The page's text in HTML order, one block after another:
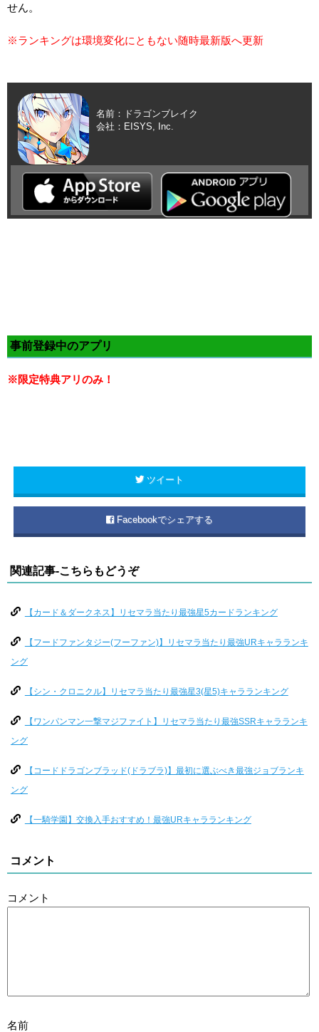
せん。
※ランキングは環境変化にともない随時最新版へ更新
名前：ドラゴンブレイク
会社：EISYS, Inc.
事前登録中のアプリ
※限定特典アリのみ！
ツイート
Facebookでシェアする
関連記事-こちらもどうぞ
【カード＆ダークネス】リセマラ当たり最強星5カードランキング
【フードファンタジー(フーファン)】リセマラ当たり最強URキャラランキ
ング
【シン・クロニクル】リセマラ当たり最強星3(星5)キャラランキング
【ワンパンマン一撃マジファイト】リセマラ当たり最強SSRキャラランキ
ング
【コードドラゴンブラッド(ドラブラ)】最初に選ぶべき最強ジョブランキ
ング
【一騎学園】交換入手おすすめ！最強URキャラランキング
コメント
コメント
名前